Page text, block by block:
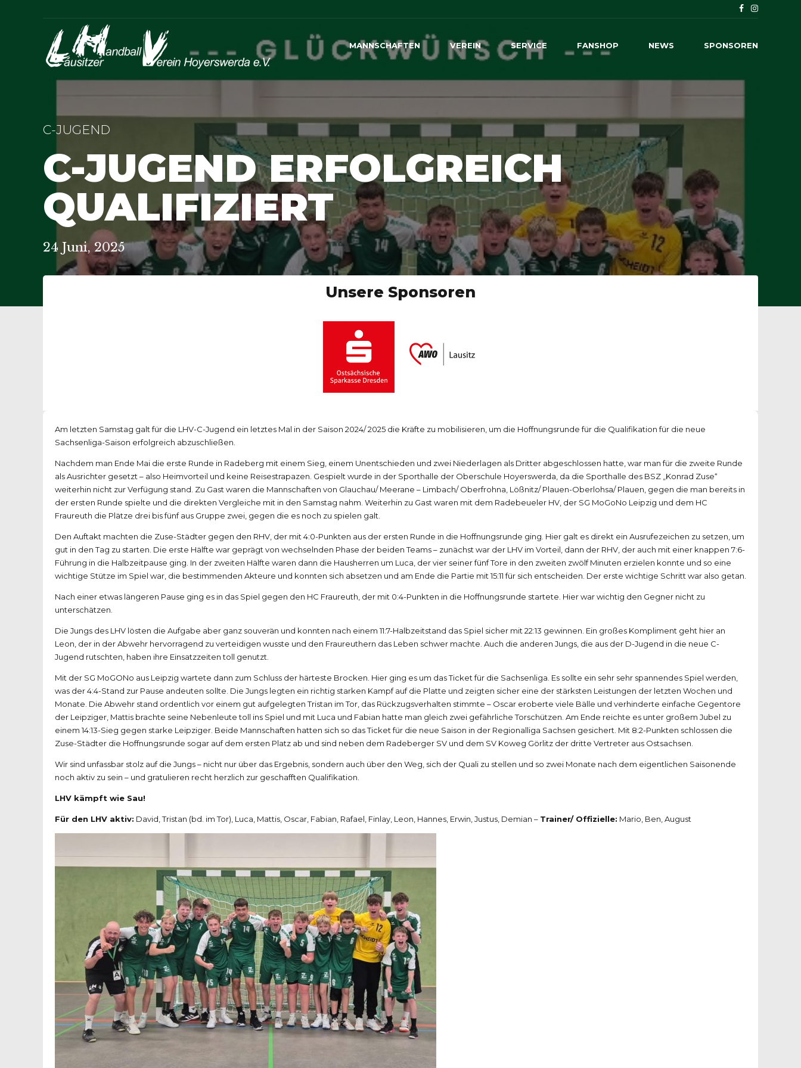
MANNSCHAFTEN VEREIN SERVICE FANSHOP NEWS SPONSOREN
C-JUGEND
C-JUGEND ERFOLGREICH
QUALIFIZIERT
24 Juni, 2025
Unsere Sponsoren
Am letzten Samstag galt für die LHV-C-Jugend ein letztes Mal in der Saison 2024/ 2025 die Kräfte zu mobilisieren, um die Hoffnungsrunde für die Qualifikation für die neue
Sachsenliga-Saison erfolgreich abzuschließen.
Nachdem man Ende Mai die erste Runde in Radeberg mit einem Sieg, einem Unentschieden und zwei Niederlagen als Dritter abgeschlossen hatte, war man für die zweite Runde
als Ausrichter gesetzt – also Heimvorteil und keine Reisestrapazen. Gespielt wurde in der Sporthalle der Oberschule Hoyerswerda, da die Sporthalle des BSZ „Konrad Zuse“
weiterhin nicht zur Verfügung stand. Zu Gast waren die Mannschaften von Glauchau/ Meerane – Limbach/ Oberfrohna, Lößnitz/ Plauen-Oberlohsa/ Plauen, gegen die man bereits in
der ersten Runde spielte und die direkten Vergleiche mit in den Samstag nahm. Weiterhin zu Gast waren mit dem Radebeueler HV, der SG MoGoNo Leipzig und dem HC
Fraureuth die Plätze drei bis fünf aus Gruppe zwei, gegen die es noch zu spielen galt.
Den Auftakt machten die Zuse-Städter gegen den RHV, der mit 4:0-Punkten aus der ersten Runde in die Hoffnungsrunde ging. Hier galt es direkt ein Ausrufezeichen zu setzen, um
gut in den Tag zu starten. Die erste Hälfte war geprägt von wechselnden Phase der beiden Teams – zunächst war der LHV im Vorteil, dann der RHV, der auch mit einer knappen 7:6-
Führung in die Halbzeitpause ging. In der zweiten Hälfte waren dann die Hausherren um Luca, der vier seiner fünf Tore in den zweiten zwölf Minuten erzielen konnte und so eine
wichtige Stütze im Spiel war, die bestimmenden Akteure und konnten sich absetzen und am Ende die Partie mit 15:11 für sich entscheiden. Der erste wichtige Schritt war also getan.
Nach einer etwas längeren Pause ging es in das Spiel gegen den HC Fraureuth, der mit 0:4-Punkten in die Hoffnungsrunde startete. Hier war wichtig den Gegner nicht zu
unterschätzen.
Die Jungs des LHV lösten die Aufgabe aber ganz souverän und konnten nach einem 11:7-Halbzeitstand das Spiel sicher mit 22:13 gewinnen. Ein großes Kompliment geht hier an
Leon, der in der Abwehr hervorragend zu verteidigen wusste und den Fraureuthern das Leben schwer machte. Auch die anderen Jungs, die aus der D-Jugend in die neue C-
Jugend rutschten, haben ihre Einsatzzeiten toll genutzt.
Mit der SG MoGONo aus Leipzig wartete dann zum Schluss der härteste Brocken. Hier ging es um das Ticket für die Sachsenliga. Es sollte ein sehr sehr spannendes Spiel werden,
was der 4:4-Stand zur Pause andeuten sollte. Die Jungs legten ein richtig starken Kampf auf die Platte und zeigten sicher eine der stärksten Leistungen der letzten Wochen und
Monate. Die Abwehr stand ordentlich vor einem gut aufgelegten Tristan im Tor, das Rückzugsverhalten stimmte – Oscar eroberte viele Bälle und verhinderte einfache Gegentore
der Leipziger, Mattis brachte seine Nebenleute toll ins Spiel und mit Luca und Fabian hatte man gleich zwei gefährliche Torschützen. Am Ende reichte es unter großem Jubel zu
einem 14:13-Sieg gegen starke Leipziger. Beide Mannschaften hatten sich so das Ticket für die neue Saison in der Regionalliga Sachsen gesichert. Mit 8:2-Punkten schlossen die
Zuse-Städter die Hoffnungsrunde sogar auf dem ersten Platz ab und sind neben dem Radeberger SV und dem SV Koweg Görlitz der dritte Vertreter aus Ostsachsen.
Wir sind unfassbar stolz auf die Jungs – nicht nur über das Ergebnis, sondern auch über den Weg, sich der Quali zu stellen und so zwei Monate nach dem eigentlichen Saisonende
noch aktiv zu sein – und gratulieren recht herzlich zur geschafften Qualifikation.
LHV kämpft wie Sau!
Für den LHV aktiv: David, Tristan (bd. im Tor), Luca, Mattis, Oscar, Fabian, Rafael, Finlay, Leon, Hannes, Erwin, Justus, Demian – Trainer/ Offizielle: Mario, Ben, August